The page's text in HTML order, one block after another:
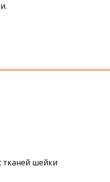
тканей шейки